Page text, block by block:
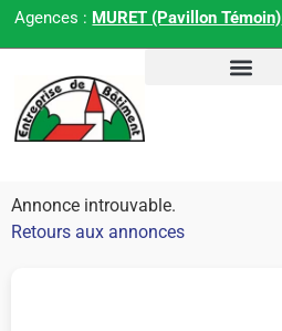
Agences : MURET (Pavillon Témoin)
Annonce introuvable.
Retours aux annonces